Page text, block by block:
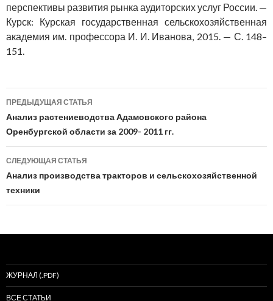
перспективы развития рынка аудиторских услуг России. —
Курск: Курская государственная сельскохозяйственная
академия им. профессора И. И. Иванова, 2015. — С. 148–
151.
Навигация
по
записям
ПРЕДЫДУЩАЯ СТАТЬЯ
Анализ растениеводства Адамовского района
Оренбургской области за 2009- 2011 гг.
СЛЕДУЮЩАЯ СТАТЬЯ
Анализ производства тракторов и сельскохозяйственной
техники
ЖУРНАЛ (.PDF)
ВСЕ СТАТЬИ